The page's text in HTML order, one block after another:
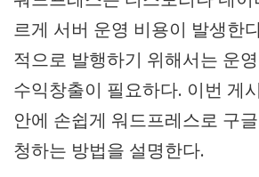
르게 서버 운영 비용이 발생한
적으로 발행하기 위해서는 운
수익창출이 필요하다. 이번 게
안에 손쉽게 워드프레스로 구
청하는 방법을 설명한다.